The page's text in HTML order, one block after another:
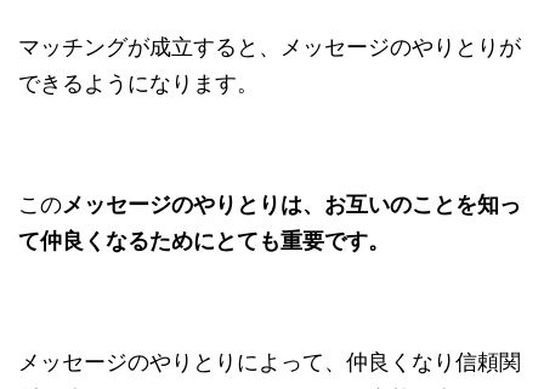
マッチングが成立すると、メッセージのやりとりが
できるようになります。
このメッセージのやりとりは、お互いのことを知っ
て仲良くなるためにとても重要です。
メッセージのやりとりによって、仲良くなり信頼関